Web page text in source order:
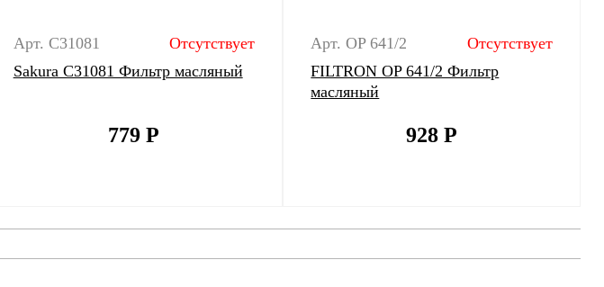
Арт. C31081
Отсутствует
Sakura C31081 Фильтр масляный
779Р
Арт. OP 641/2
Отсутствует
FILTRON OP 641/2 Фильтр
масляный
928Р